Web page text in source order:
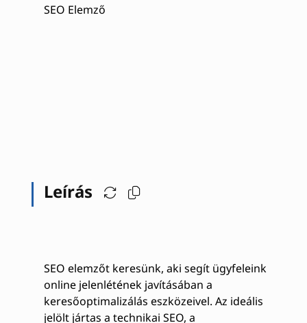
SEO Elemző
Leírás
SEO elemzőt keresünk, aki segít ügyfeleink
online jelenlétének javításában a
keresőoptimalizálás eszközeivel. Az ideális
jelölt jártas a technikai SEO, a